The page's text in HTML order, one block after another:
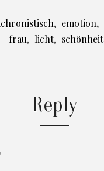
, emotion,
frau, licht, schönheit
Reply